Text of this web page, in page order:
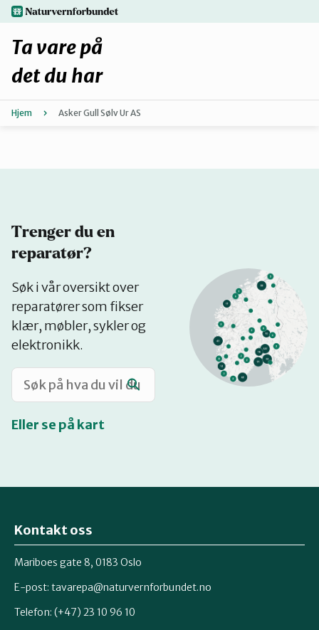
Hopp
til
hovedinnhold
Forbehold
Hvorfor reparere?
Katalog
Mitt navn
Retten til reparasjon
naturvernforbundet.no
Ta vare på
det du har
Hjem Asker Gull Sølv Ur AS
Trenger du en
reparatør?
Søk i vår oversikt over
reparatører som fikser
klær, møbler, sykler og
elektronikk.
Eller se på kart
på
kart
Kontakt oss
Mariboes gate 8, 0183 Oslo
E-post: tavarepa@naturvernforbundet.no
Telefon: (+47) 23 10 96 10